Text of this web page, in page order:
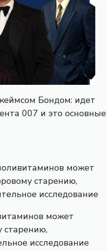
Бондом: идет
007 и это основные
может
старению,
исследование